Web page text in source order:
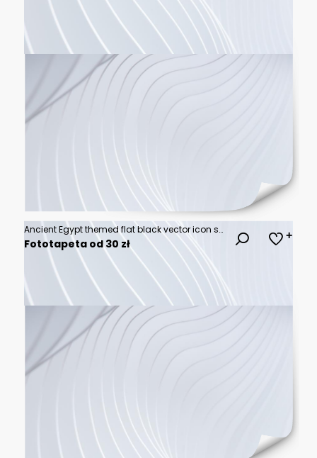
Ancient Egypt themed flat black vector icon set with pyramid, pharaoh, ankh, scarab and hieroglyph symbols
Fototapeta od 30 zł